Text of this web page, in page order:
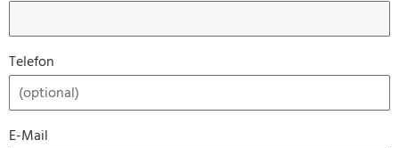
Telefon
E-Mail